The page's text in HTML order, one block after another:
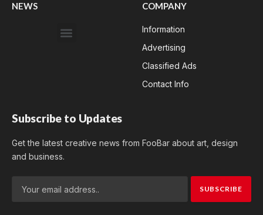
NEWS COMPANY
Information
Advertising
Classified Ads
Contact Info
Subscribe to Updates
Get the latest creative news from FooBar about art, design
and business.